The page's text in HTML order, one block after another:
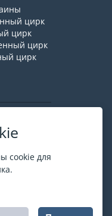
cookie для
цирк
цирк
цирк
цирк
Киева и
с